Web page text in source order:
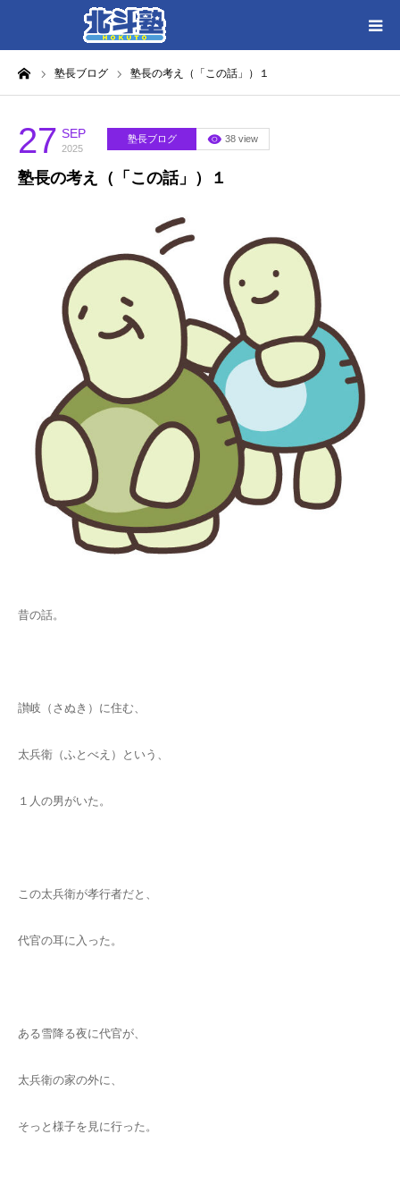
塾長ブログ 塾長の考え（「この話」）１
27 SEP
2025
塾長ブログ 38 view
塾長の考え（「この話」）１
昔の話。
讃岐（さぬき）に住む、
太兵衛（ふとべえ）という、
１人の男がいた。
この太兵衛が孝行者だと、
代官の耳に入った。
ある雪降る夜に代官が、
太兵衛の家の外に、
そっと様子を見に行った。
HOME
各教室別に記事を見る
北斗塾／教室一覧